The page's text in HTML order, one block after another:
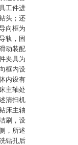
工件进
头；还
向框为
轨，固
动装配
夹具为
框内设
内设有
主轴处
清扫机
床主轴
刷，设
，所述
钻孔后